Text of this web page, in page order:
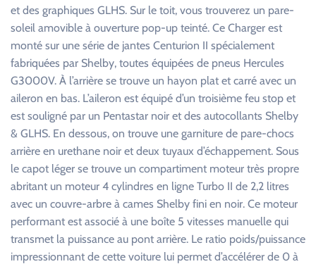
et des graphiques GLHS. Sur le toit, vous trouverez un pare-
soleil amovible à ouverture pop-up teinté. Ce Charger est
monté sur une série de jantes Centurion II spécialement
fabriquées par Shelby, toutes équipées de pneus Hercules
G3000V. À l’arrière se trouve un hayon plat et carré avec un
aileron en bas. L’aileron est équipé d’un troisième feu stop et
est souligné par un Pentastar noir et des autocollants Shelby
& GLHS. En dessous, on trouve une garniture de pare-chocs
arrière en urethane noir et deux tuyaux d’échappement. Sous
le capot léger se trouve un compartiment moteur très propre
abritant un moteur 4 cylindres en ligne Turbo II de 2,2 litres
avec un couvre-arbre à cames Shelby fini en noir. Ce moteur
performant est associé à une boîte 5 vitesses manuelle qui
transmet la puissance au pont arrière. Le ratio poids/puissance
impressionnant de cette voiture lui permet d’accélérer de 0 à